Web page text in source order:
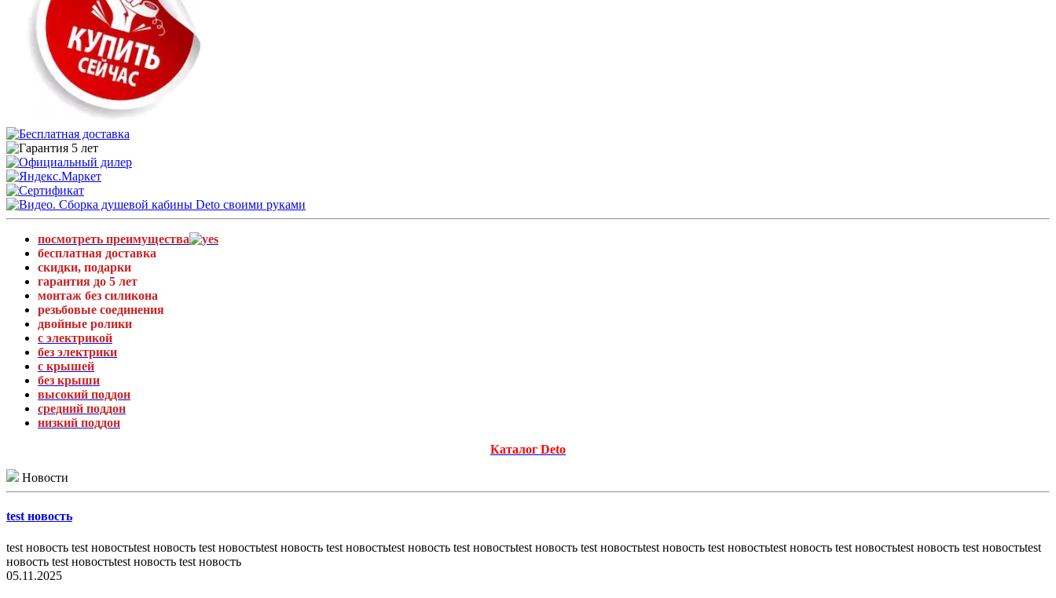
посмотреть преимущества
бесплатная доставка
скидки, подарки
гарантия до 5 лет
монтаж без силикона
резьбовые соединения
двойные ролики
с электрикой
без электрики
с крышей
без крыши
высокий поддон
средний поддон
низкий поддон
Каталог Deto
Новости
test новость
test новость test новостьtest новость test новостьtest новость test новостьtest новость test новостьtest новость test новостьtest новость test новостьtest новость test новостьtest новость test новостьtest
новость test новостьtest новость test новость
05.11.2025